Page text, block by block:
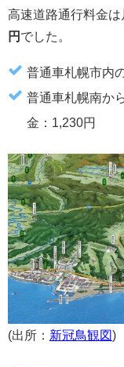
高速道路通行料金
円 でした。
普通車札幌市内
普通車札幌南か
金：1,230円
(出所： 新冠鳥観図)